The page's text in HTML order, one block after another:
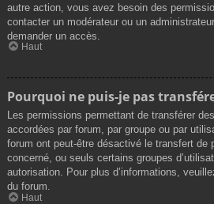
autre action, vous avez besoin des
contacter un modérateur ou un
demander un accès.
Haut
Pourquoi ne puis-je pas
Les permissions permettant de transférer
accordées par forum, par groupe ou par
forum ont peut-être désactivé le transfert de
concerné, ou seuls certains groupes
autorisation. Pour plus d’informations,
du forum.
Haut